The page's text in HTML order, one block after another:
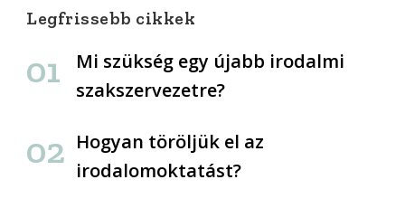
Legfrissebb cikkek
Mi szükség egy újabb irodalmi
szakszervezetre?
Hogyan töröljük el az
irodalomoktatást?